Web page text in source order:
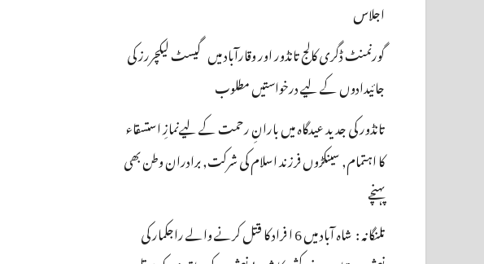
اجلاس
گورنمنٹ ڈگری کالج تانڈور اور وقارآباد میں گیسٹ لیکچررز کی
جائیدادوں کے لیے درخواستیں مطلوب
تانڈور کی جدید عیدگاہ میں بارانِ رحمت کے لیےنمازِ استسقاء
کا اہتمام, سینکڑوں فرزند اسلام کی شرکت, برادران وطن بھی
پہنچے
تلنگانہ : شاہ آباد میں 6 ا فراد کا قتل کرنے والے راجکمار کی